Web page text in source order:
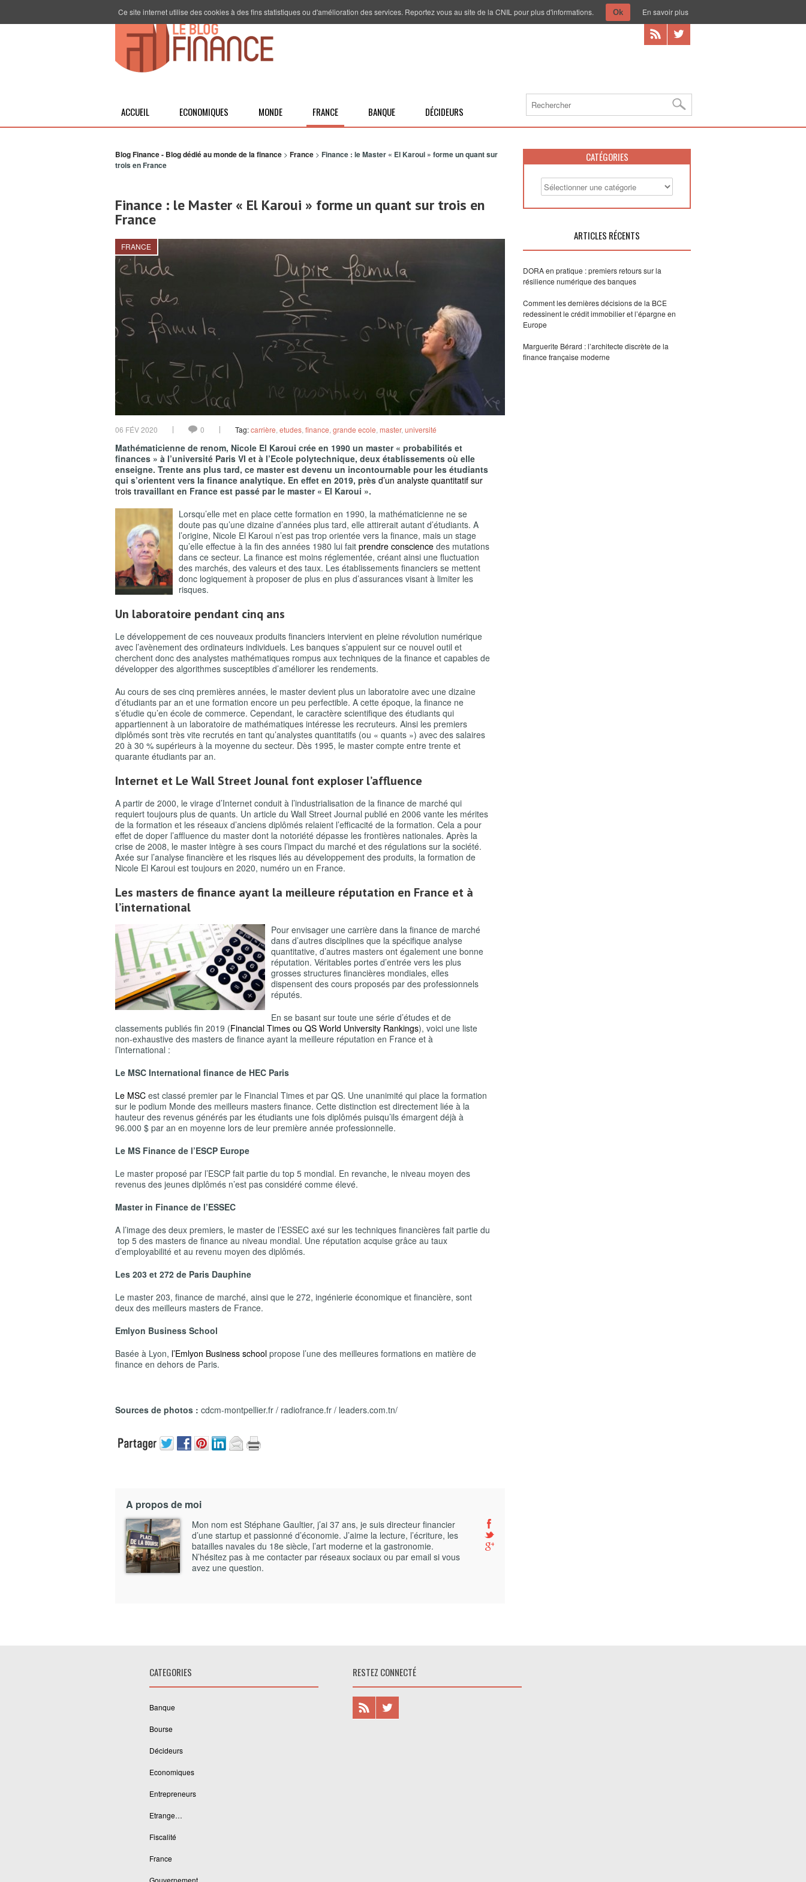
ACCUEIL ECONOMIQUES MONDE FRANCE BANQUE DÉCIDEURS
Blog Finance - Blog dédié au monde de la finance > France > Finance : le Master « El Karoui » forme un quant sur
trois en France
Finance : le Master « El Karoui » forme un quant sur trois en
France
FRANCE
06 FÉV 2020 0 Tag:carrière etudes finance grande ecole master, université
Mathématicienne de renom, Nicole El Karoui crée en 1990 un master « probabilités et
finances » à l’université Paris VI et à l’Ecole polytechnique, deux établissements où elle
enseigne. Trente ans plus tard, ce master est devenu un incontournable pour les étudiants
qui s’orientent vers la finance analytique. En effet en 2019, près d’un analyste quantitatif sur
trois travaillant en France est passé par le master « El Karoui ».
Lorsqu’elle met en place cette formation en 1990, la mathématicienne ne se
doute pas qu’une dizaine d’années plus tard, elle attirerait autant d’étudiants. A
l’origine, Nicole El Karoui n’est pas trop orientée vers la finance, mais un stage
qu’elle effectue à la fin des années 1980 lui fait prendre conscience des mutations
dans ce secteur. La finance est moins réglementée, créant ainsi une fluctuation
des marchés, des valeurs et des taux. Les établissements financiers se mettent
donc logiquement à proposer de plus en plus d’assurances visant à limiter les
risques.
Un laboratoire pendant cinq ans
Le développement de ces nouveaux produits financiers intervient en pleine révolution numérique
avec l’avènement des ordinateurs individuels. Les banques s’appuient sur ce nouvel outil et
cherchent donc des analystes mathématiques rompus aux techniques de la finance et capables de
développer des algorithmes susceptibles d’améliorer les rendements.
Au cours de ses cinq premières années, le master devient plus un laboratoire avec une dizaine
d’étudiants par an et une formation encore un peu perfectible. A cette époque, la finance ne
s’étudie qu’en école de commerce. Cependant, le caractère scientifique des étudiants qui
appartiennent à un laboratoire de mathématiques intéresse les recruteurs. Ainsi les premiers
diplômés sont très vite recrutés en tant qu’analystes quantitatifs (ou « quants ») avec des salaires
20 à 30 % supérieurs à la moyenne du secteur. Dès 1995, le master compte entre trente et
quarante étudiants par an.
Internet et Le Wall Street Jounal font exploser l’affluence
A partir de 2000, le virage d’Internet conduit à l’industrialisation de la finance de marché qui
requiert toujours plus de quants. Un article du Wall Street Journal publié en 2006 vante les mérites
de la formation et les réseaux d’anciens diplômés relaient l’efficacité de la formation. Cela a pour
effet de doper l’affluence du master dont la notoriété dépasse les frontières nationales. Après la
crise de 2008, le master intègre à ses cours l’impact du marché et des régulations sur la société.
Axée sur l’analyse financière et les risques liés au développement des produits, la formation de
Nicole El Karoui est toujours en 2020, numéro un en France.
Les masters de finance ayant la meilleure réputation en France et à
l’international
Pour envisager une carrière dans la finance de marché
dans d’autres disciplines que la spécifique analyse
quantitative, d’autres masters ont également une bonne
réputation. Véritables portes d’entrée vers les plus
grosses structures financières mondiales, elles
dispensent des cours proposés par des professionnels
réputés.
En se basant sur toute une série d’études et de
classements publiés fin 2019 (Financial Times ou QS World University Rankings), voici une liste
non-exhaustive des masters de finance ayant la meilleure réputation en France et à
l’international :
Le MSC International finance de HEC Paris
Le MSC est classé premier par le Financial Times et par QS. Une unanimité qui place la formation
sur le podium Monde des meilleurs masters finance. Cette distinction est directement liée à la
hauteur des revenus générés par les étudiants une fois diplômés puisqu’ils émargent déjà à
96.000 $ par an en moyenne lors de leur première année professionnelle.
Le MS Finance de l’ESCP Europe
Le master proposé par l’ESCP fait partie du top 5 mondial. En revanche, le niveau moyen des
revenus des jeunes diplômés n’est pas considéré comme élevé.
Master in Finance de l’ESSEC
A l’image des deux premiers, le master de l’ESSEC axé sur les techniques financières fait partie du
top 5 des masters de finance au niveau mondial. Une réputation acquise grâce au taux
d’employabilité et au revenu moyen des diplômés.
Les 203 et 272 de Paris Dauphine
Le master 203, finance de marché, ainsi que le 272, ingénierie économique et financière, sont
deux des meilleurs masters de France.
Emlyon Business School
Basée à Lyon, l’Emlyon Business school propose l’une des meilleures formations en matière de
finance en dehors de Paris.
Sources de photos : cdcm-montpellier.fr / radiofrance.fr / leaders.com.tn/
A propos de moi
Mon nom est Stéphane Gaultier, j’ai 37 ans, je suis directeur financier
d’une startup et passionné d’économie. J’aime la lecture, l’écriture, les
batailles navales du 18e siècle, l’art moderne et la gastronomie.
N’hésitez pas à me contacter par réseaux sociaux ou par email si vous
avez une question.
CATÉGORIES
ARTICLES RÉCENTS
DORA en pratique : premiers retours sur la
résilience numérique des banques
Comment les dernières décisions de la BCE
redessinent le crédit immobilier et l’épargne en
Europe
Marguerite Bérard : l’architecte discrète de la
finance française moderne
CATEGORIES
Banque
Bourse
Décideurs
Economiques
Entrepreneurs
Etrange…
Fiscalité
France
Gouvernement
RESTEZ CONNECTÉ
Ce site internet utilise des cookies à des fins statistiques ou d'amélioration des services. Reportez vous au site de la CNIL pour plus d'informations. Ok En savoir plus